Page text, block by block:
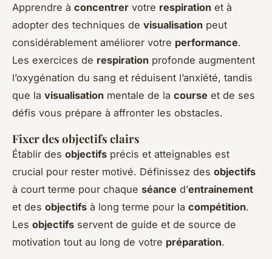
Apprendre à concentrer votre respiration et à
adopter des techniques de visualisation peut
considérablement améliorer votre performance.
Les exercices de respiration profonde augmentent
l’oxygénation du sang et réduisent l’anxiété, tandis
que la visualisation mentale de la course et de ses
défis vous prépare à affronter les obstacles.
Fixer des objectifs clairs
Établir des objectifs précis et atteignables est
crucial pour rester motivé. Définissez des objectifs
à court terme pour chaque séance d’entrainement
et des objectifs à long terme pour la compétition.
Les objectifs servent de guide et de source de
motivation tout au long de votre préparation.